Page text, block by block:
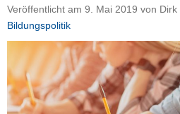
e
i
f
n
d
e
Veröffentlicht am 9. Mai 2019 von Dirk
Bildungspolitik